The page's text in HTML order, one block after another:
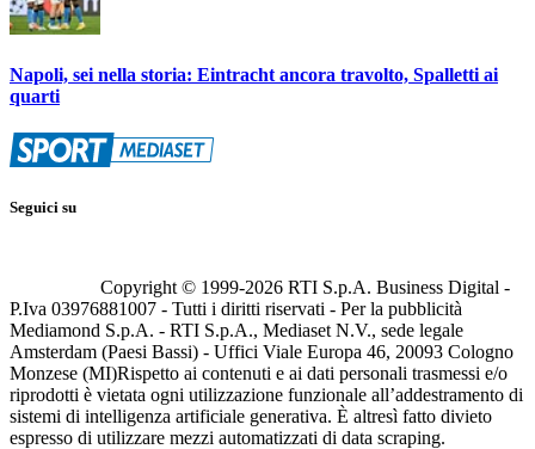
Napoli, sei nella storia: Eintracht ancora travolto, Spalletti ai
quarti
Seguici su
Copyright © 1999-2026 RTI S.p.A. Business Digital -
P.Iva 03976881007 - Tutti i diritti riservati - Per la pubblicità
Mediamond S.p.A. - RTI S.p.A., Mediaset N.V., sede legale
Amsterdam (Paesi Bassi) - Uffici Viale Europa 46, 20093 Cologno
Monzese (MI)Rispetto ai contenuti e ai dati personali trasmessi e/o
riprodotti è vietata ogni utilizzazione funzionale all’addestramento di
sistemi di intelligenza artificiale generativa. È altresì fatto divieto
espresso di utilizzare mezzi automatizzati di data scraping.